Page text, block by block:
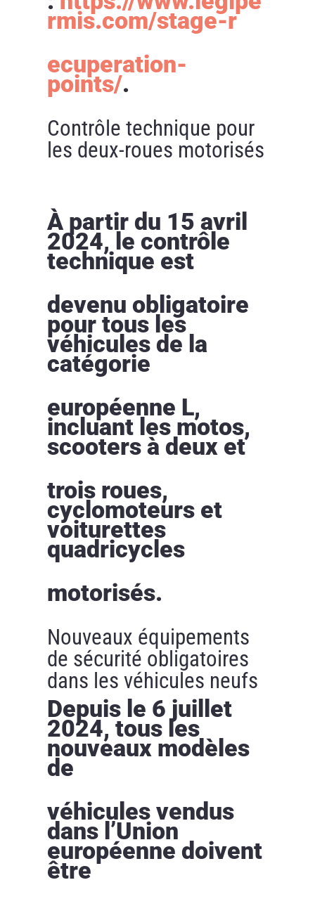
rmis.com/stage-r
ecuperation-
points/.
Contrôle technique pour
les deux-roues motorisés
À partir du 15 avril
2024, le contrôle
technique est
devenu obligatoire
pour tous les
véhicules de la
catégorie
européenne L,
incluant les motos,
scooters à deux et
trois roues,
cyclomoteurs et
voiturettes
quadricycles
motorisés.
Nouveaux équipements
de sécurité obligatoires
dans les véhicules neufs
Depuis le 6 juillet
2024, tous les
nouveaux modèles
de
véhicules vendus
dans l’Union
européenne doivent
être